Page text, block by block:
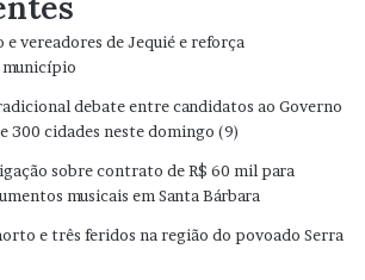
vereadores de Jequié e reforça
debate entre candidatos ao Governo
300 cidades neste domingo (9)
sobre contrato de R$ 60 mil para
musicais em Santa Bárbara
e três feridos na região do povoado Serra